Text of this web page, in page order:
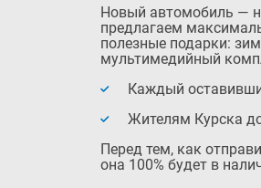
Новый автомобиль —
предлагаем
полезные подарки:
мультимедийный
Каждый
Жителям Курска
Перед тем, как
она 100% будет в